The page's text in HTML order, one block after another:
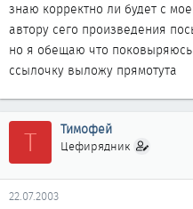
знаю корректно ли будет с
автору сего произведения
но я обещаю что
ссылочку выложу прямотута
Т Тимофей
Цефирядник
22.07.2003